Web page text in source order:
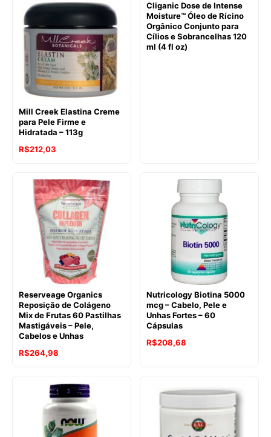
Mill Creek Elastina Creme
para Pele Firme e
Hidratada – 113g
R$212,03
Cliganic Dose de Intense
Moisture™ Óleo de Rícino
Orgânico Conjunto para
Cílios e Sobrancelhas 120
ml (4 fl oz)
Reserveage Organics
Reposição de Colágeno
Mix de Frutas 60 Pastilhas
Mastigáveis – Pele,
Cabelos e Unhas
R$264,98
Nutricology Biotina 5000
mcg – Cabelo, Pele e
Unhas Fortes – 60
Cápsulas
R$208,68